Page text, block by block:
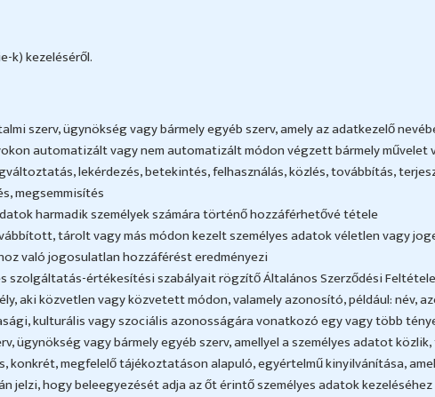
k) kezeléséről.
szerv, ügynökség vagy bármely egyéb szerv, amely az adatkezelő
automatizált vagy nem automatizált módon végzett bármely művelet
lekérdezés, betekintés, felhasználás, közlés, továbbítás,
megsemmisítés
harmadik személyek számára történő hozzáférhetővé tétele
tárolt vagy más módon kezelt személyes adatok véletlen vagy
való jogosulatlan hozzáférést eredményezi
szolgáltatás-értékesítési szabályait rögzítő Általános Szerződési
aki közvetlen vagy közvetett módon, valamely azonosító, például: név,
kulturális vagy szociális azonosságára vonatkozó egy vagy több
ügynökség vagy bármely egyéb szerv, amellyel a személyes adatot
megfelelő tájékoztatáson alapuló, egyértelmű kinyilvánítása,
hogy beleegyezését adja az őt érintő személyes adatok kezeléséhez